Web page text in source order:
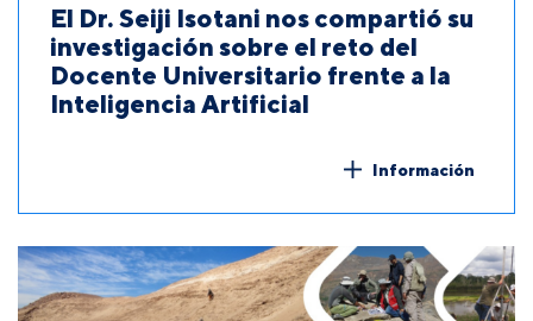
El Dr. Seiji Isotani nos compartió su
investigación sobre el reto del
Docente Universitario frente a la
Inteligencia Artificial
Información